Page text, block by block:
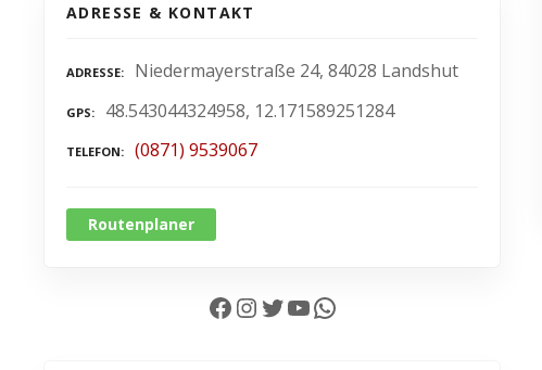
ADRESSE & KONTAKT
ADRESSE Niedermayerstraße 24, 84028 Landshut
GPS 48.543044324958, 12.171589251284
TELEFON (0871) 9539067
Routenplaner
Facebook InstagramTwitter YouTube WhatsApp